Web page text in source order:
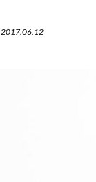
2017.06.12